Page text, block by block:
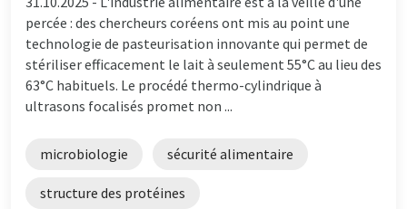
percée : des chercheurs coréens ont mis au point une
technologie de pasteurisation innovante qui permet de
stériliser efficacement le lait à seulement 55°C au lieu des
63°C habituels. Le procédé thermo-cylindrique à
ultrasons focalisés promet non ...
microbiologie sécurité alimentaire
structure des protéines